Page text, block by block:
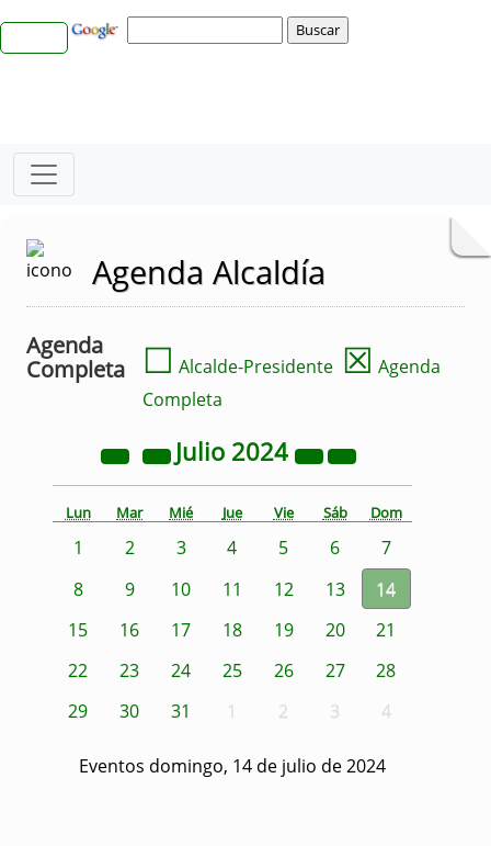
Agenda Alcaldía
Agenda
Completa
☐ Alcalde-Presidente ☒ Agenda
Completa
Julio 2024
Lun Mar Mié Jue Vie Sáb Dom
1 2 3 4 5 6
7
8
9 10 11 12 13
14
15
16 17 18 19 20
21
22
23 24 25 26 27
28
29
30 31 1 2 3 4
Eventos domingo, 14 de julio de 2024